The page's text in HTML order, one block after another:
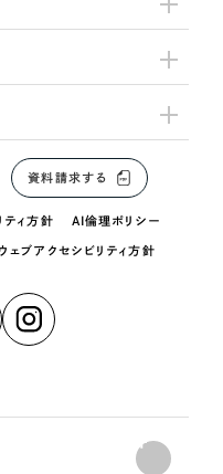
資料請求する
ティ方針 AI倫理ポリシー
ウェブアクセシビリティ方針